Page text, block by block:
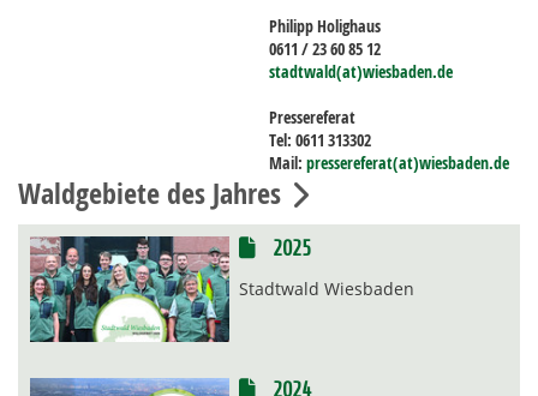
Philipp Holighaus
0611 / 23 60 85 12
stadtwald(at)wiesbaden.de
Pressereferat
Tel: 0611 313302
Mail: pressereferat(at)wiesbaden.de
Waldgebiete des Jahres
2025
Stadtwald Wiesbaden
2024